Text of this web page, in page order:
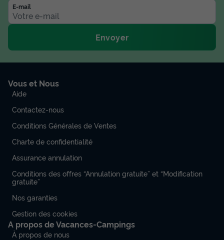
E-mail
Envoyer
Vous et Nous
Aide
Contactez-nous
Conditions Générales de Ventes
Charte de confidentialité
Assurance annulation
Conditions des offres “Annulation gratuite” et “Modification
gratuite”
Nos garanties
Gestion des cookies
A propos de Vacances-Campings
À propos de nous